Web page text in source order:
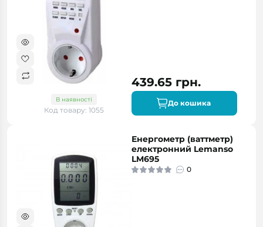
В наявності
Код товару: 1055
439.65 грн.
До кошика
Енергометр (ваттметр)
електронний Lemanso
LM695
0